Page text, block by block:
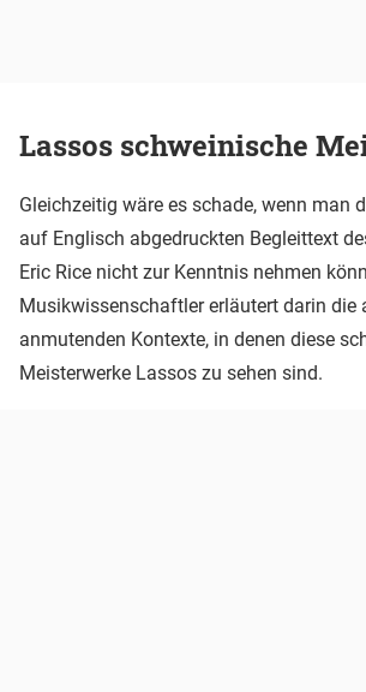
Lassos schweinische
Gleichzeitig wäre es schade, wenn man
auf Englisch abgedruckten Begleittext
Eric Rice nicht zur Kenntnis nehmen
Musikwissenschaftler erläutert darin die
anmutenden Kontexte, in denen diese
Meisterwerke Lassos zu sehen sind.